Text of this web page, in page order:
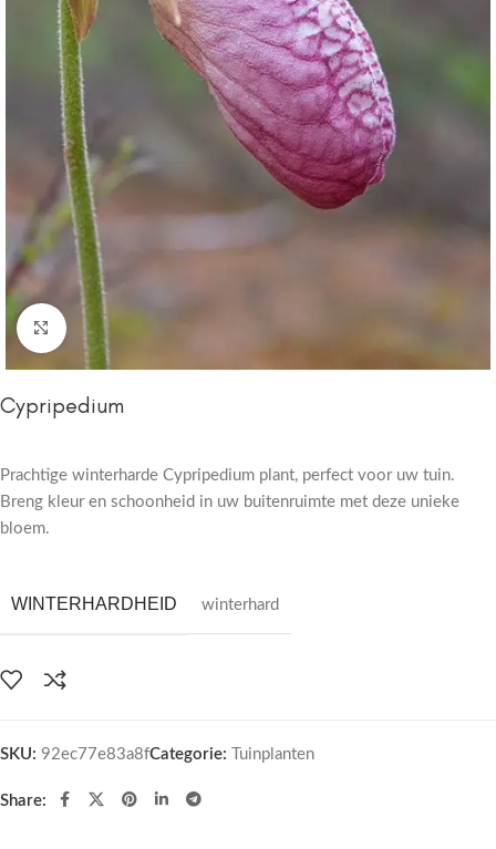
Click to enlarge
Cypripedium
Prachtige winterharde Cypripedium plant, perfect voor uw tuin.
Breng kleur en schoonheid in uw buitenruimte met deze unieke
bloem.
WINTERHARDHEID winterhard
SKU: 92ec77e83a8fCategorie: Tuinplanten
Share: